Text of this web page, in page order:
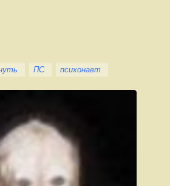
ПС
психонавт